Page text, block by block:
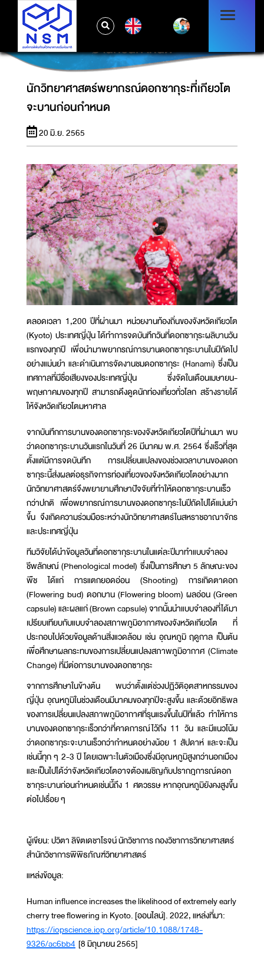
นักวิทยาศาสตร์พยากรณ์ดอกซากุระที่เกียวโตจะ
บานก่อนกำหนด
นักวิทยาศาสตร์พยากรณ์ดอกซากุระที่เกียวโต
จะบานก่อนกำหนด
20 มิ.ย. 2565
ตลอดเวลา 1,200 ปีที่ผ่านมา หน่วยงานท้องถิ่นของจังหวัดเกียวโต
(Kyoto) ประเทศญี่ปุ่น ได้ทำการจดบันทึกวันที่ดอกซากุระผลิบานวัน
แรกของทุกปี เพื่อนำมาพยากรณ์การบานดอกซากุระบานในปีถัดไป
อย่างแม่นยำ และดำเนินการจัดงานชมดอกซากุระ (Hanami) ซึ่งเป็น
เทศกาลที่มีชื่อเสียงของประเทศญี่ปุ่น ซึ่งจัดในเดือนเมษายน-
พฤษภาคมของทุกปี สามารถดึงดูดนักท่องเที่ยวทั่วโลก สร้างรายได้
ให้จังหวัดเกียวโตมหาศาล
จากบันทึกการบานของดอกซากุระของจังหวัดเกียวโตปีที่ผ่านมา พบ
ว่าดอกซากุระบานวันแรกในวันที่ 26 มีนาคม พ.ศ. 2564 ซึ่งเร็วที่สุด
ตั้งแต่มีการจดบันทึก การเปลี่ยนแปลงของช่วงเวลาบานของดอก
ซากุระนี้ส่งผลต่อธุรกิจการท่องเที่ยวของจังหวัดเกียวโตอย่างมาก
นักวิทยาศาสตร์จึงพยายามศึกษาปัจจัยที่ทำให้ดอกซากุระบานเร็ว
กว่าปกติ เพื่อพยากรณ์การบานของดอกซากุระในปีถัดไปได้แม่นยำ
ขึ้น จึงเกิดความร่วมมือระหว่างนักวิทยาศาสตร์ในสหราชอาณาจักร
และประเทศญี่ปุ่น
ทีมวิจัยได้นำข้อมูลวันที่ดอกซากุระบานในแต่ละปีมาทำแบบจำลอง
ชีพลักษณ์ (Phenological model) ซึ่งเป็นการศึกษา 5 ลักษณะของ
พืช ได้แก่ การแตกยอดอ่อน (Shooting) การเกิดตาดอก
(Flowering bud) ดอกบาน (Flowering bloom) ผลอ่อน (Green
capsule) และผลแก่ (Brown capsule) จากนั้นนำแบบจำลองที่ได้มา
เปรียบเทียบกับแบบจำลองสภาพภูมิอากาศของจังหวัดเกียวโต ที่
ประกอบไปด้วยข้อมูลด้านสิ่งแวดล้อม เช่น อุณหภูมิ ฤดูกาล เป็นต้น
เพื่อศึกษาผลกระทบของการเปลี่ยนแปลงสภาพภูมิอากาศ (Climate
Change) ที่มีต่อการบานของดอกซากุระ
จากการศึกษาในข้างต้น พบว่าตั้งแต่ช่วงปฏิวัติอุตสาหกรรมของ
ญี่ปุ่น อุณหภูมิในช่วงเดือนมีนาคมของทุกปีจะสูงขึ้น และด้วยอิทธิพล
ของการเปลี่ยนแปลงสภาพภูมิอากาศที่รุนแรงขึ้นในปีที่แล้ว ทำให้การ
บานของดอกซากุระเร็วกว่าที่คาดการณ์ไว้ถึง 11 วัน และมีแนวโน้ม
ว่าดอกซากุระจะบานเร็วกว่ากำหนดอย่างน้อย 1 สัปดาห์ และจะเป็น
เช่นนี้ทุก ๆ 2-3 ปี โดยเฉพาะในตัวเมืองซึ่งมีอุณหภูมิสูงกว่านอกเมือง
และเป็นไปได้ว่าจังหวัดเกียวโตอาจต้องเผชิญกับปรากฎการณ์ดอก
ซากุระบานก่อนกำหนดเช่นนี้ถึง 1 ศตวรรษ หากอุณหภูมิยังคงสูงขึ้น
ต่อไปเรื่อย ๆ
ผู้เขียน: ปวิตา ลิขิตเดชาโรจน์ นักวิชาการ กองวิชาการวิทยาศาสตร์
สำนักวิชาการพิพิธภัณฑ์วิทยาศาสตร์
แหล่งข้อมูล:
Human influence increases the likelihood of extremely early
cherry tree flowering in Kyoto. [ออนไลน์]. 2022, แหล่งที่มา:
https://iopscience.iop.org/article/10.1088/1748-
9326/ac6bb4 [8 มิถุนายน 2565]